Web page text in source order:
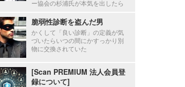
ー協会の杉浦氏が本気を出したら
脆弱性診断を盗んだ男
かくして「良い診断」の定義が気
づいたらいつの間にかすっかり別
物に交換されていた
[Scan PREMIUM 法人会員登
録について]